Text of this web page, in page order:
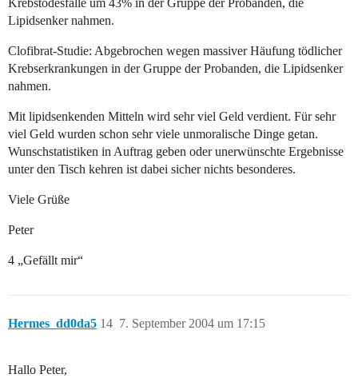
Krebstodesfälle um 43% in der Gruppe der Probanden, die
Lipidsenker nahmen.
Clofibrat-Studie: Abgebrochen wegen massiver Häufung tödlicher
Krebserkrankungen in der Gruppe der Probanden, die Lipidsenker
nahmen.
Mit lipidsenkenden Mitteln wird sehr viel Geld verdient. Für sehr
viel Geld wurden schon sehr viele unmoralische Dinge getan.
Wunschstatistiken in Auftrag geben oder unerwünschte Ergebnisse
unter den Tisch kehren ist dabei sicher nichts besonderes.
Viele Grüße
Peter
4 „Gefällt mir“
Hermes_dd0da5 7. September 2004 um 17:15
14
Hallo Peter,